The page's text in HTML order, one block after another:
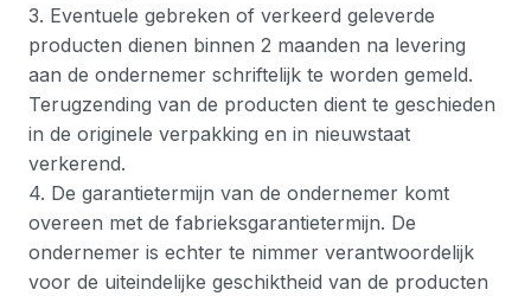
3. Eventuele gebreken of verkeerd geleverde
producten dienen binnen 2 maanden na levering
aan de ondernemer schriftelijk te worden gemeld.
Terugzending van de producten dient te geschieden
in de originele verpakking en in nieuwstaat
verkerend.
4. De garantietermijn van de ondernemer komt
overeen met de fabrieksgarantietermijn. De
ondernemer is echter te nimmer verantwoordelijk
voor de uiteindelijke geschiktheid van de producten